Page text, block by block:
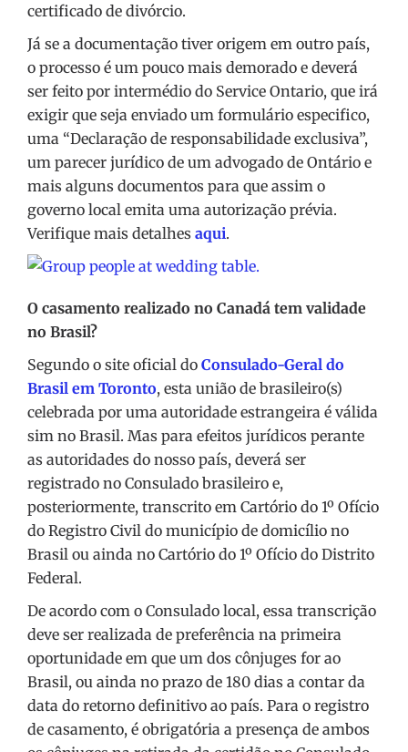
certificado de divórcio.
Já se a documentação tiver origem em outro país,
o processo é um pouco mais demorado e deverá
ser feito por intermédio do Service Ontario, que irá
exigir que seja enviado um formulário especifico,
uma “Declaração de responsabilidade exclusiva”,
um parecer jurídico de um advogado de Ontário e
mais alguns documentos para que assim o
governo local emita uma autorização prévia.
Verifique mais detalhes aqui.
O casamento realizado no Canadá tem validade
no Brasil?
Segundo o site oficial do Consulado-Geral do
Brasil em Toronto, esta união de brasileiro(s)
celebrada por uma autoridade estrangeira é válida
sim no Brasil. Mas para efeitos jurídicos perante
as autoridades do nosso país, deverá ser
registrado no Consulado brasileiro e,
posteriormente, transcrito em Cartório do 1º Ofício
do Registro Civil do município de domicílio no
Brasil ou ainda no Cartório do 1º Ofício do Distrito
Federal.
De acordo com o Consulado local, essa transcrição
deve ser realizada de preferência na primeira
oportunidade em que um dos cônjuges for ao
Brasil, ou ainda no prazo de 180 dias a contar da
data do retorno definitivo ao país. Para o registro
de casamento, é obrigatória a presença de ambos